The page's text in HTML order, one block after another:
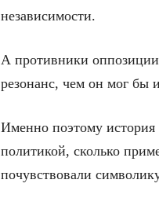
независимости.
А противники
резонанс, чем он мог бы
Именно поэтому история
политикой, сколько
почувствовали